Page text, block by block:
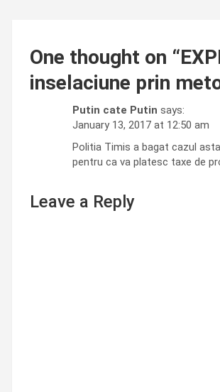
One thought on “
inselaciune prin
Putin cate Putin says:
January 13, 2017 at 12:50 am
Politia Timis a bagat cazul
pentru ca va platesc taxe de
Leave a Reply